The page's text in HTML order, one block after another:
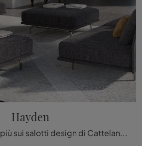
Hayden
Clicca e scopri di più sui salotti design di Cattelan Italia! Vari modelli di divani, come Hayden, ti attendono.